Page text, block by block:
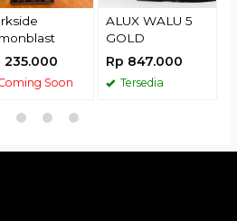
235.000
Soon
ALUX WALU 5
GOLD
Rp 847.000
Tersedia